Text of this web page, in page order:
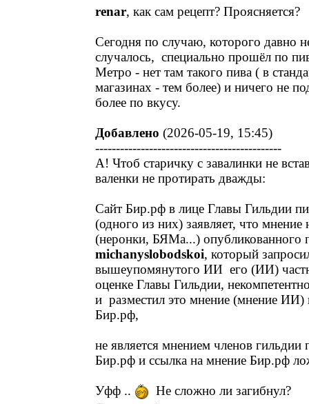
renar, как сам рецепт? Проясняется?
Сегодня по случаю, которого давно
случалось, специально прошёл по
Метро - нет там такого пива ( в
магазинах - тем более) и ничего не
более по вкусу.
Добавлено (2026-05-19, 15:45)
---------------------------------------------
А! Чтоб старичку с завалинки не
валенки не протирать дважды:
Сайт Бир.рф в лице Главы Гильдии
(одного из них) заявляет, что
(неронки, БЯМа...) опубликованного
michanyslobodskoi, который
вышеупомянутого ИИ его (ИИ)
оценке Главы Гильдии,
и разместил это мнение (мнение ИИ)
Бир.рф,
не является мнением членов гильдии
Бир.рф и ссылка на мнение Бир.рф
Уфф ..
Не сложно ли загибнул?